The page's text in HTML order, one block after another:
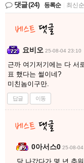
댓글(24) 등록순 최신순
요비오 25-08-04 23:10
근까 여기저기에는 다 서
표 했다는 썰이네?
미친놈이구만.
답글 이동
0아서스0 25-08-
당 나갔다가 몇 년 추